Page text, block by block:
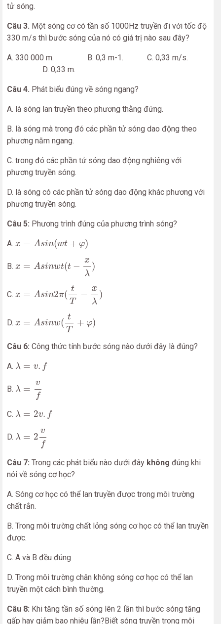
tử sóng.
Câu 3. Một sóng cơ có tần số 1000Hz truyền đi với tốc độ
330 m/s thì bước sóng của nó có giá trị nào sau đây?
A. 330 000 m. B. 0,3 m-1. C. 0,33 m/s.
D. 0,33 m.
Câu 4. Phát biểu đúng về sóng ngang?
A. là sóng lan truyền theo phương thằng đứng.
B. là sóng mà trong đó các phần tử sóng dao động theo
phương nằm ngang.
C. trong đó các phần tử sóng dao động nghiêng với
phương truyền sóng.
D. là sóng có các phần tử sóng dao động khác phương với
phương truyền sóng.
Câu 5: Phương trình đúng của phương trình sóng?
A. x = Asin(wt + φ)
in w t+ φ
B. x = Asinwt(t −
x
λ
)
C. x = Asin2π(
t
T
−
x
λ
)
x
D. x = Asinw(
t
T
+ φ)
φ
Câu 6: Công thức tính bước sóng nào dưới đây là đúng?
A. λ = v. f
λ f
B. λ =
v
f
C. λ = 2v. f
λ v.f
D. λ = 2
v
f
Câu 7: Trong các phát biểu nào dưới đây không đúng khi
nói về sóng cơ học?
A. Sóng cơ học có thể lan truyền được trong môi trường
chất rắn.
B. Trong môi trường chất lỏng sóng cơ học có thể lan truyền
được.
C. A và B đều đúng
D. Trong môi trường chân không sóng cơ học có thể lan
truyền một cách bình thường.
Câu 8: Khi tăng tần số sóng lên 2 lần thì bước sóng tăng
gấp hay giảm bao nhiêu lần?Biết sóng truyền trong môi